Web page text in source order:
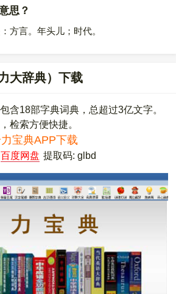
思？
方言。年头儿；时代。
大辞典）下载
含18部字典词典，总超过3亿文字。
检索方便快捷。
宝典APP下载
百度网盘 提取码: glbd